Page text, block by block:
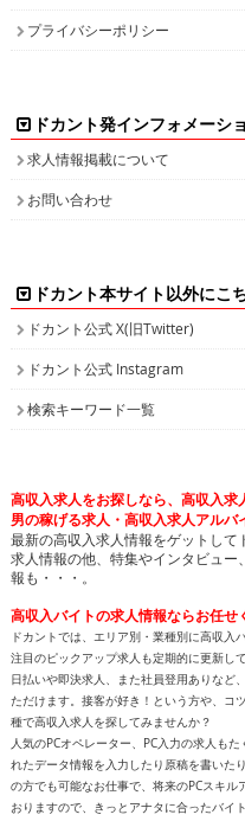
プライバシーポリシー
ドカント発インフォメーシ
求人情報掲載について
お問い合わせ
ドカント本サイト以外にこ
ドカント公式 X(旧Twitter)
ドカント公式 Instagram
検索キーワード一覧
高収入求人をお探しなら、高収入求
男の稼げる求人・高収入求人アルバ
最新の高収入求人情報をゲットして
求人情報の他、特集やインタビュ
報も・・・。
高収入バイトの求人情報ならお任せ
ドカントでは、エリア別・業種別に高収入
注目のピックアップ求人も定期的に更新し
日払いや即決求人、また社員登用ありなど
ただけます。接客が好き！という方や、コ
種で高収入求人を探してみませんか？
人気のPCオペレーター、PC入力の求人も
れたデータ情報を入力したり原稿を書いた
の方でも可能なお仕事で、将来のPCスキ
おりますので、きっとアナタに合ったバイ